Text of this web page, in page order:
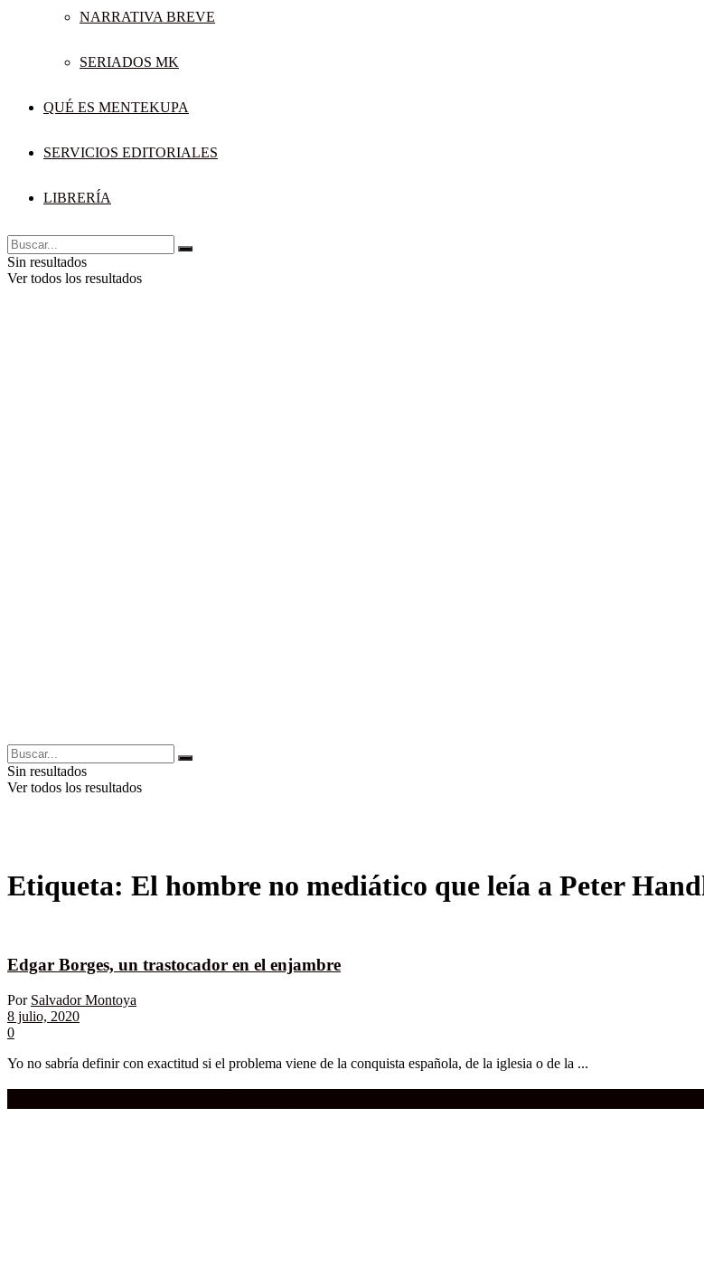
NARRATIVA BREVE
SERIADOS MK
QUÉ ES MENTEKUPA
SERVICIOS EDITORIALES
LIBRERÍA
Sin resultados
Ver todos los resultados
Sin resultados
Ver todos los resultados
Etiqueta: El hombre no mediático que leía a Peter
Edgar Borges, un trastocador en el enjambre
Por Salvador Montoya
8 julio, 2020
0
Yo no sabría definir con exactitud si el problema viene de la conquista española, de la iglesia o de la ...